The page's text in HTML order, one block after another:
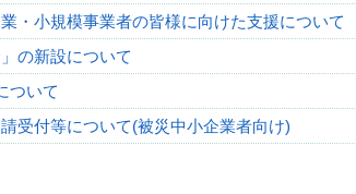
・小規模事業者の皆様に向けた支援について
の新設について
ついて
受付等について(被災中小企業者向け)